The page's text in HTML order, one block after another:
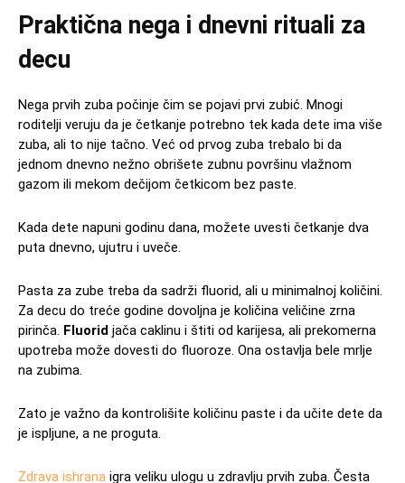
Praktična nega i dnevni rituali za
decu
Nega prvih zuba počinje čim se pojavi prvi zubić. Mnogi
roditelji veruju da je četkanje potrebno tek kada dete ima više
zuba, ali to nije tačno. Već od prvog zuba trebalo bi da
jednom dnevno nežno obrišete zubnu površinu vlažnom
gazom ili mekom dečijom četkicom bez paste.
Kada dete napuni godinu dana, možete uvesti četkanje dva
puta dnevno, ujutru i uveče.
Pasta za zube treba da sadrži fluorid, ali u minimalnoj količini.
Za decu do treće godine dovoljna je količina veličine zrna
pirinča. Fluorid jača caklinu i štiti od karijesa, ali prekomerna
upotreba može dovesti do fluoroze. Ona ostavlja bele mrlje
na zubima.
Zato je važno da kontrolišite količinu paste i da učite dete da
je ispljune, a ne proguta.
Zdrava ishrana igra veliku ulogu u zdravlju prvih zuba. Česta